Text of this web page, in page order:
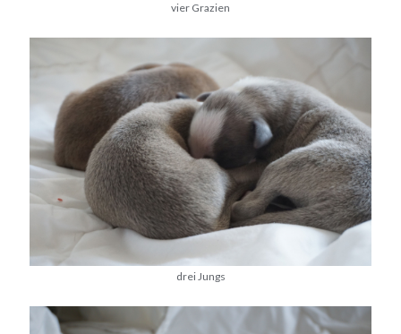
vier Grazien
drei Jungs